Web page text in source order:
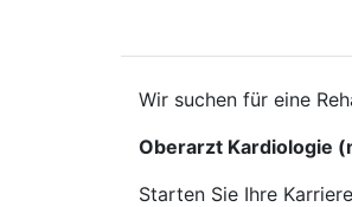
Wir suchen für eine
Oberarzt Kardiologie
Starten Sie Ihre